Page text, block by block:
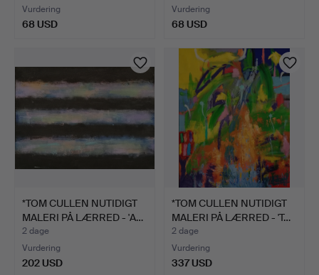
Vurdering
68 USD
Vurdering
68 USD
*TOM CULLEN NUTIDIGT
MALERI PÅ LÆRRED - 'A…
2 dage
Vurdering
202 USD
*TOM CULLEN NUTIDIGT
MALERI PÅ LÆRRED - 'T…
2 dage
Vurdering
337 USD